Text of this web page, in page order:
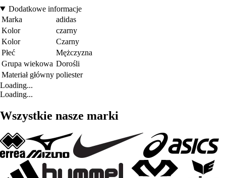
Dodatkowe informacje
Marka
adidas
Kolor
czarny
Kolor
Czarny
Płeć
Mężczyzna
Grupa wiekowa Dorośli
Materiał główny poliester
Loading...
Loading...
Wszystkie nasze marki